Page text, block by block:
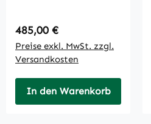
Regulärer Preis:
485,00 €
Preise exkl. MwSt. zzgl.
Versandkosten
In den Warenkorb